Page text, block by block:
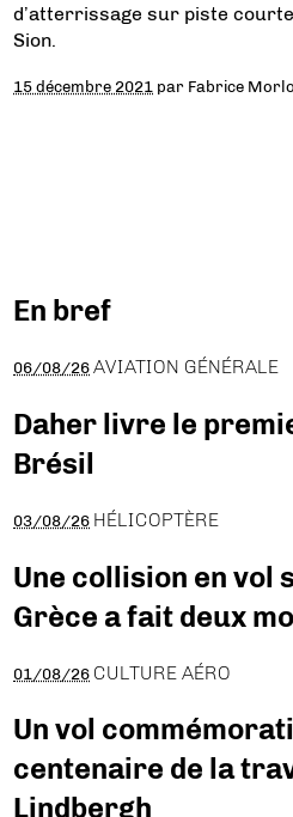
d’atterrissage sur piste
Sion.
15 décembre 2021 par Fabrice
En bref
06/08/26 AVIATION GÉNÉRALE
Daher livre le
Brésil
03/08/26 HÉLICOPTÈRE
Une collision en vol
Grèce a fait deux
01/08/26 CULTURE AÉRO
Un vol
centenaire de la
Lindbergh